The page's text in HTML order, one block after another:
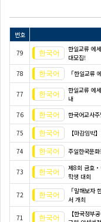
번호
79
한일교류 에
대모집!
78 「한일교류
77
한일교류 에
내
76 한국어교사
75 【마감임박
74 주일한국문
73
제8회 금호
학생 대회
72
「말해보자
서 개최
71
【한국정부